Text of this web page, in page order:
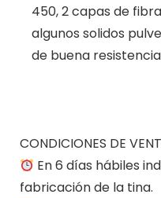
450, 2 capas de
algunos solidos
de buena
CONDICIONES DE
En 6 días hábiles
fabricación de la tina.